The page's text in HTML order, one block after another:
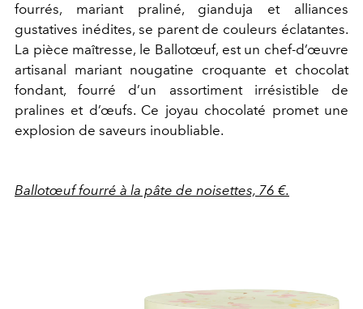
fourrés, mariant praliné, gianduja et alliances
gustatives inédites, se parent de couleurs éclatantes.
La pièce maîtresse, le Ballotœuf, est un chef-d’œuvre
artisanal mariant nougatine croquante et chocolat
fondant, fourré d’un assortiment irrésistible de
pralines et d’œufs. Ce joyau chocolaté promet une
explosion de saveurs inoubliable.
Ballotœuf fourré à la pâte de noisettes, 76 €.